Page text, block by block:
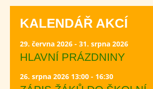
KALENDÁŘ AKCÍ
29. června 2026 - 31. srpna 2026
HLAVNÍ PRÁZDNINY
26. srpna 2026 13:00 - 16:30